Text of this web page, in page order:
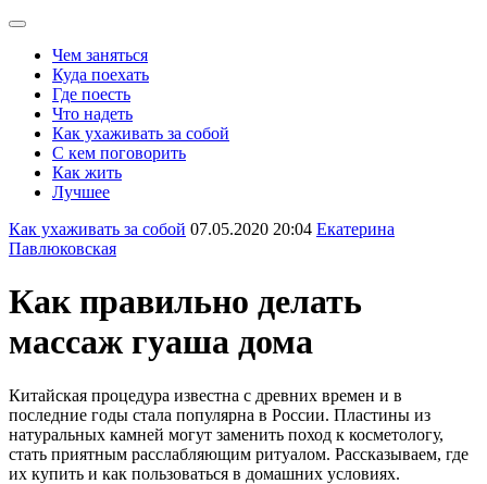
Чем заняться
Куда поехать
Где поесть
Что надеть
Как ухаживать за собой
С кем поговорить
Как жить
Лучшее
Как ухаживать за собой 07.05.2020 20:04 Екатерина
Павлюковская
Как правильно делать
массаж гуаша дома
Китайская процедура известна с древних времен и в
последние годы стала популярна в России. Пластины из
натуральных камней могут заменить поход к косметологу,
стать приятным расслабляющим ритуалом. Рассказываем, где
их купить и как пользоваться в домашних условиях.